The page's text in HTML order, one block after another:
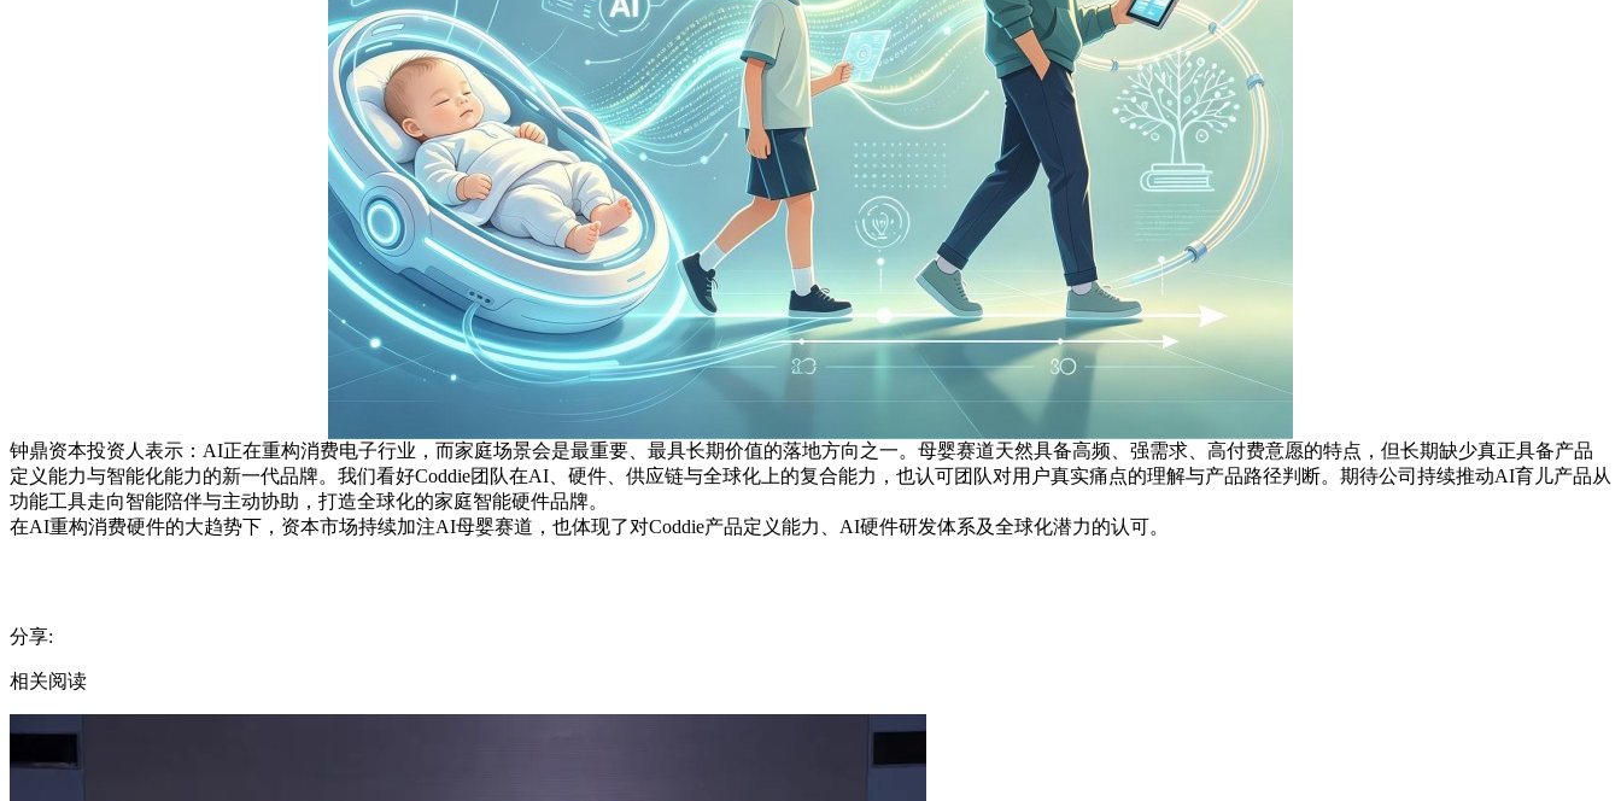
钟鼎资本投资人表示：AI正在重构消费电子行业，而家庭场景会是最重要、最具长期价值的落地方向之一。母婴赛道天然具备高频、强需求、高付费意愿的特点，但长期缺少真正具备产品
定义能力与智能化能力的新一代品牌。我们看好Coddie团队在AI、硬件、供应链与全球化上的复合能力，也认可团队对用户真实痛点的理解与产品路径判断。期待公司持续推动AI育儿产品从
功能工具走向智能陪伴与主动协助，打造全球化的家庭智能硬件品牌。
在AI重构消费硬件的大趋势下，资本市场持续加注AI母婴赛道，也体现了对Coddie产品定义能力、AI硬件研发体系及全球化潜力的认可。
分享:
相关阅读